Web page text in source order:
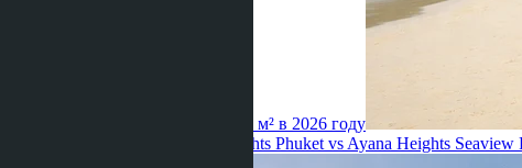
рекорд острова — 830 000 бат за м² в 2026 году
Ayana Heights Phuket vs Ayana Heights